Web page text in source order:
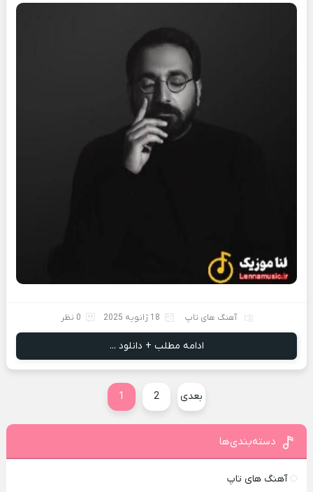
آهنگ های تاپ 18 ژانویه 2025 0 نظر
ادامه مطلب + دانلود ...
1 2 بعدی
دسته‌بندی‌ها
آهنگ های تاپ